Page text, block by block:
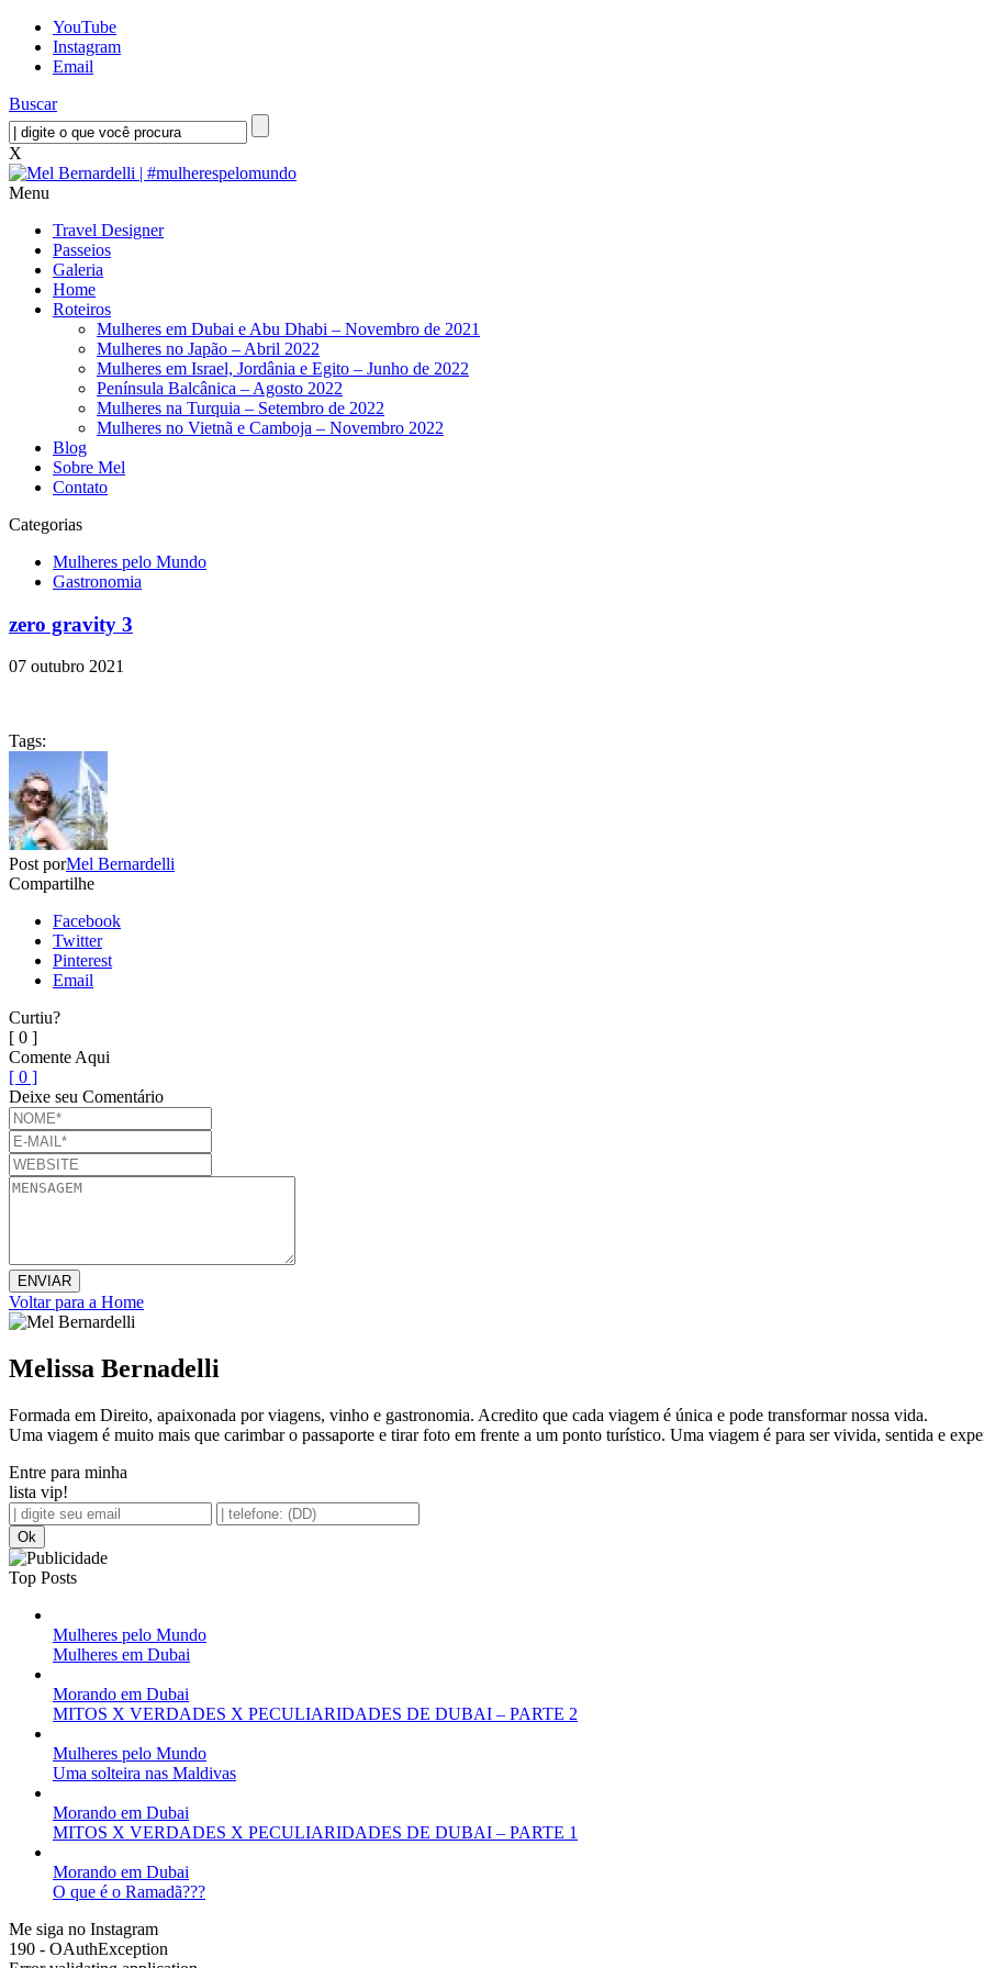
YouTube
Instagram
Email
Buscar
X
Menu
Travel Designer
Passeios
Galeria
Home
Roteiros
Mulheres em Dubai e Abu Dhabi – Novembro de 2021
Mulheres no Japão – Abril 2022
Mulheres em Israel, Jordânia e Egito – Junho de 2022
Península Balcânica – Agosto 2022
Mulheres na Turquia – Setembro de 2022
Mulheres no Vietnã e Camboja – Novembro 2022
Blog
Sobre Mel
Contato
Categorias
Mulheres pelo Mundo
Gastronomia
zero gravity 3
07 outubro 2021
Tags:
Post porMel Bernardelli
Compartilhe
Facebook
Twitter
Pinterest
Email
Curtiu?
[ 0 ]
Comente Aqui
[ 0 ]
Deixe seu Comentário
Voltar para a Home
Melissa Bernadelli
Formada em Direito, apaixonada por viagens, vinho e gastronomia. Acredito que cada viagem é única e pode transformar nossa vida.
Uma viagem é muito mais que carimbar o passaporte e tirar foto em frente a um ponto turístico. Uma viagem é para ser vivida, sentida e
Entre para minha
lista vip!
Top Posts
Mulheres pelo Mundo
Mulheres em Dubai
Morando em Dubai
MITOS X VERDADES X PECULIARIDADES DE DUBAI – PARTE 2
Mulheres pelo Mundo
Uma solteira nas Maldivas
Morando em Dubai
MITOS X VERDADES X PECULIARIDADES DE DUBAI – PARTE 1
Morando em Dubai
O que é o Ramadã???
Me siga no Instagram
190 - OAuthException